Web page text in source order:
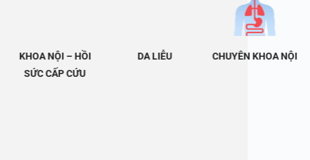
KHOA NỘI – HỒI
SỨC CẤP CỨU
DA LIỄU CHUYÊN KHOA NỘI